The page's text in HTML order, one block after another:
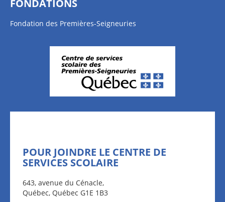
FONDATIONS
Fondation des Premières-Seigneuries
POUR JOINDRE LE CENTRE DE
SERVICES SCOLAIRE
643, avenue du Cénacle,
Québec, Québec G1E 1B3